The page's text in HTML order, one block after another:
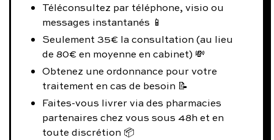
Téléconsultez par téléphone, visio ou
messages instantanés 📱
Seulement 35€ la consultation (au lieu
de 80€ en moyenne en cabinet) 💸
Obtenez une ordonnance pour votre
traitement en cas de besoin 📝
Faites-vous livrer via des pharmacies
partenaires chez vous sous 48h et en
toute discrétion 📦